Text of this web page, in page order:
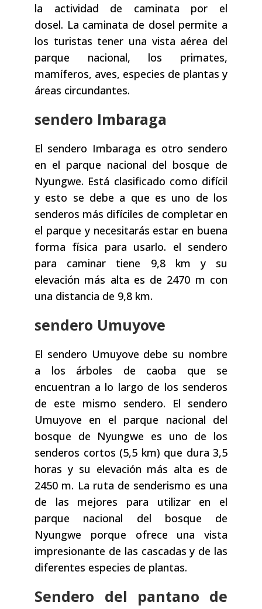
la actividad de caminata por el
dosel. La caminata de dosel permite a
los turistas tener una vista aérea del
parque nacional, los primates,
mamíferos, aves, especies de plantas y
áreas circundantes.
sendero Imbaraga
El sendero Imbaraga es otro sendero
en el parque nacional del bosque de
Nyungwe. Está clasificado como difícil
y esto se debe a que es uno de los
senderos más difíciles de completar en
el parque y necesitarás estar en buena
forma física para usarlo. el sendero
para caminar tiene 9,8 km y su
elevación más alta es de 2470 m con
una distancia de 9,8 km.
sendero Umuyove
El sendero Umuyove debe su nombre
a los árboles de caoba que se
encuentran a lo largo de los senderos
de este mismo sendero. El sendero
Umuyove en el parque nacional del
bosque de Nyungwe es uno de los
senderos cortos (5,5 km) que dura 3,5
horas y su elevación más alta es de
2450 m. La ruta de senderismo es una
de las mejores para utilizar en el
parque nacional del bosque de
Nyungwe porque ofrece una vista
impresionante de las cascadas y de las
diferentes especies de plantas.
Sendero del pantano de